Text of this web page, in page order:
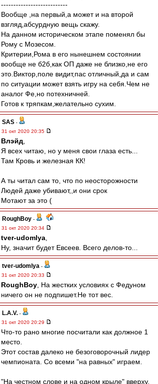
---------------------------
Вообще ,на первый,а может и на второй
взгляд,абсурдную вещь скажу.
На данном историческом этапе поменял бы
Рому с Мозесом.
Критерии,Рома в его нынешнем состоянии
вообще не б2б,как ОП даже не близко,не его
это.Виктор,поле видит,пас отличный,да и сам
по ситуации может взять игру на себя.Чем не
аналог Фе,но потехничней.
Готов к тряпкам,желательно сухим.
SAS -
31 окт 2020 20:35
Влэйд
Я всех читаю, но у меня свои глаза есть...
Там Кровь и железная КК!
А ты читал сам то, что по неосторожности
Людей даже убивают,,и они срок
Мотают за это (
RoughBoy -
31 окт 2020 20:34
tver-udomlya
Ну, значит будет Евсеев. Всего делов-то...
tver-udomlya -
31 окт 2020 20:33
RoughBoy , На жестких условиях с Федуном
ничего он не подпишет.Не тот вес.
L.А.V. -
31 окт 2020 20:29
Что-то рано многие посчитали как должное 1
место.
Этот состав далеко не безоговорочный лидер
чемпионата. Со всеми "на равных" играем.
"На честном слове и на одном крыле" вверху.